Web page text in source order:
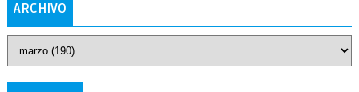
ARCHIVO